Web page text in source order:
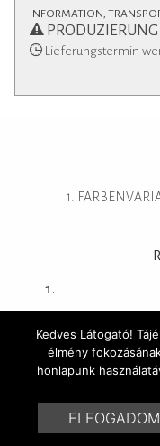
INFORMATION,
PRODUZIERUNG
Lieferungstermin
© 2016 Marrakesh
Kedves Látogató!
élmény
honlapunk
ELFOGADOM